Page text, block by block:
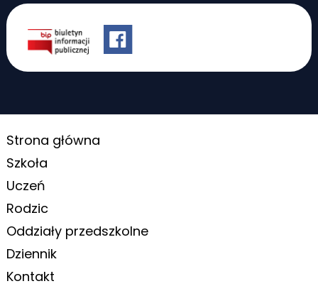
Strona główna
Szkoła
Uczeń
Rodzic
Oddziały przedszkolne
Dziennik
Kontakt